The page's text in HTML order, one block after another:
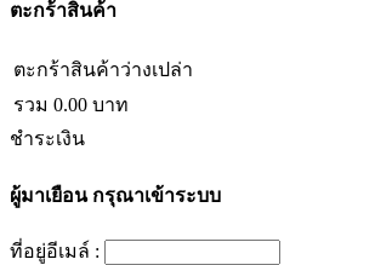
ตะกร้าสินค้า
ตะกร้าสินค้าว่างเปล่า
รวม 0.00 บาท
ชำระเงิน
ผู้มาเยือนกรุณาเข้าระบบ
ที่อยู่อีเมล์ :